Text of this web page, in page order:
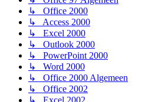
↳ Office 2000
↳ Access 2000
↳ Excel 2000
↳ Outlook 2000
↳ PowerPoint 2000
↳ Word 2000
↳ Office 2000 Algemeen
↳ Office 2002